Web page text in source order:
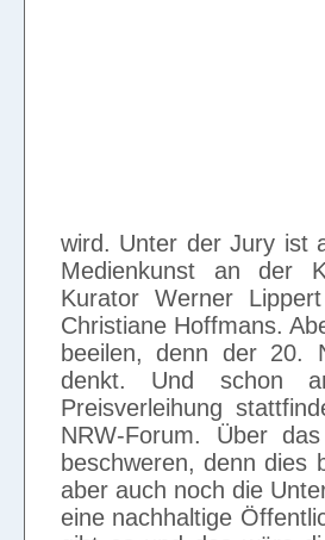
wird. Unter der Jury ist
Medienkunst an der
Kurator Werner
Christiane Hoffmans.
beeilen, denn der 20.
denkt. Und schon
Preisverleihung
NRW-Forum. Über
beschweren, denn dies
aber auch noch die
eine nachhaltige